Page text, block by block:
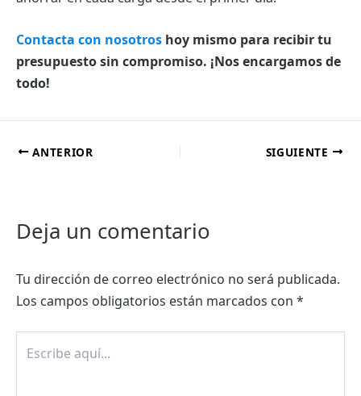
Contacta con nosotros hoy mismo para recibir tu
presupuesto sin compromiso. ¡Nos encargamos de
todo!
ANTERIOR SIGUIENTE
Deja un comentario
Tu dirección de correo electrónico no será publicada.
Los campos obligatorios están marcados con *
aquí...